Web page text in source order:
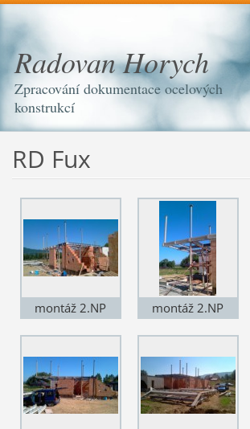
Radovan Horych
Zpracování dokumentace ocelových
konstrukcí
RD Fux
montáž 2.NP montáž 2.NP